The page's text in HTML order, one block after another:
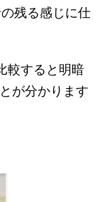
残る感じに仕
較すると明暗
が分かります